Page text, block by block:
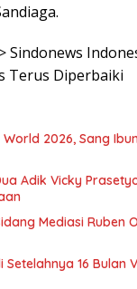
Sindonews
Terus Diperbaiki
2026, Sang
Adik Vicky
Mediasi Ruben
Setelahnya 16 Bulan